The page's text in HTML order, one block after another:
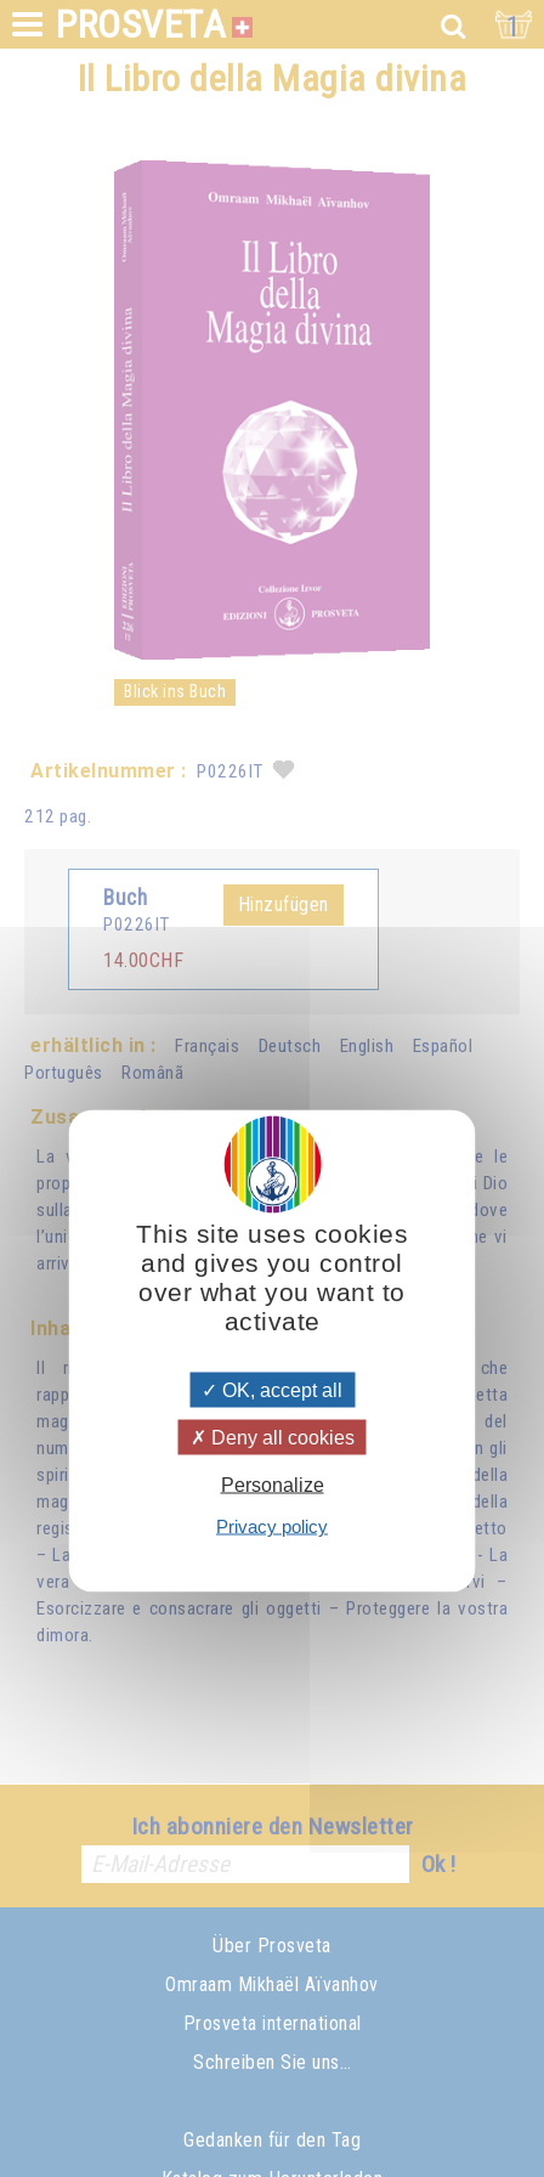
PROSVETA 1
Il Libro della Magia divina
Blick ins Buch
Artikelnummer : P0226IT
212 pag.
Buch
P0226IT
14.00CHF
Hinzufügen
erhältlich in : Français Deutsch English
Español
Português
Românã
Zusammenfassung
La vera magia, la magia divina consiste nell’utilizzare le
proprie facoltà, il proprio sapere, per realizzare il Regno di Dio
sulla Terra. Pochi sono arrivati a questo grado superiore dove
l’unico ideale è lavorare nella luce, per la luce. Coloro che vi
arrivano sono i veri benefattori dell’umanità.
Inhaltsverzeichnis
Il ritorno delle pratiche magiche e il pericolo che
rappresentano - Il cerchio magico: l’aura - La bacchetta
magica- La parola magica- I talismani - A proposito del
numero tredici - La luna, astro della magia – Il lavoro con gli
spiriti della natura -I fiori, i profumi…- Noi facciamo tutti della
magia – Le tre grandi leggi magiche: la legge della
registrazione, la legge di affinità, la legge di causa e di effetto
– La mano – Lo sguardo – Il potere magico della fiducia - La
vera magia: l’amore – Non cercate mai di vendicarvi –
Esorcizzare e consacrare gli oggetti – Proteggere la vostra
dimora.
Ich abonniere den Newsletter
Ok !
Über Prosveta
Omraam Mikhaël Aïvanhov
Prosveta international
Schreiben Sie uns…
Gedanken für den Tag
This site uses cookies
and gives you control
over what you want to
activate
OK, accept all
Deny all cookies
Personalize
Privacy policy